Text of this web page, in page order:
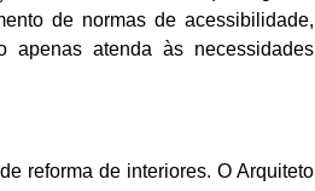
de normas de acessibilidade,
apenas atenda às necessidades
reforma de interiores. O Arquiteto